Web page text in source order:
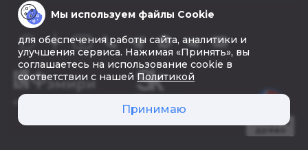
© 2026 «Фэмири»
Мы используем файлы Cookie
для обеспечения работы сайта, аналитики и
улучшения сервиса. Нажимая «Принять», вы
соглашаетесь на использование cookie в
соответствии с нашей Политикой
Принимаю
Создать